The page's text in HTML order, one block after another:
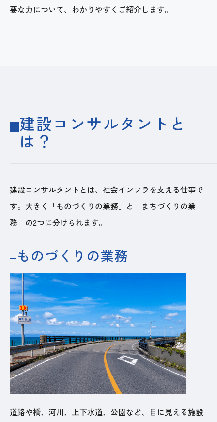
情報セキュリティ基本方針
要な力について、わかりやすくご紹介します。
建設コンサルタントと
は？
建設コンサルタントとは、社会インフラを支える仕事で
す。大きく「ものづくりの業務」と「まちづくりの業
務」の2つに分けられます。
ものづくりの業務
道路や橋、河川、上下水道、公園など、目に見える施設